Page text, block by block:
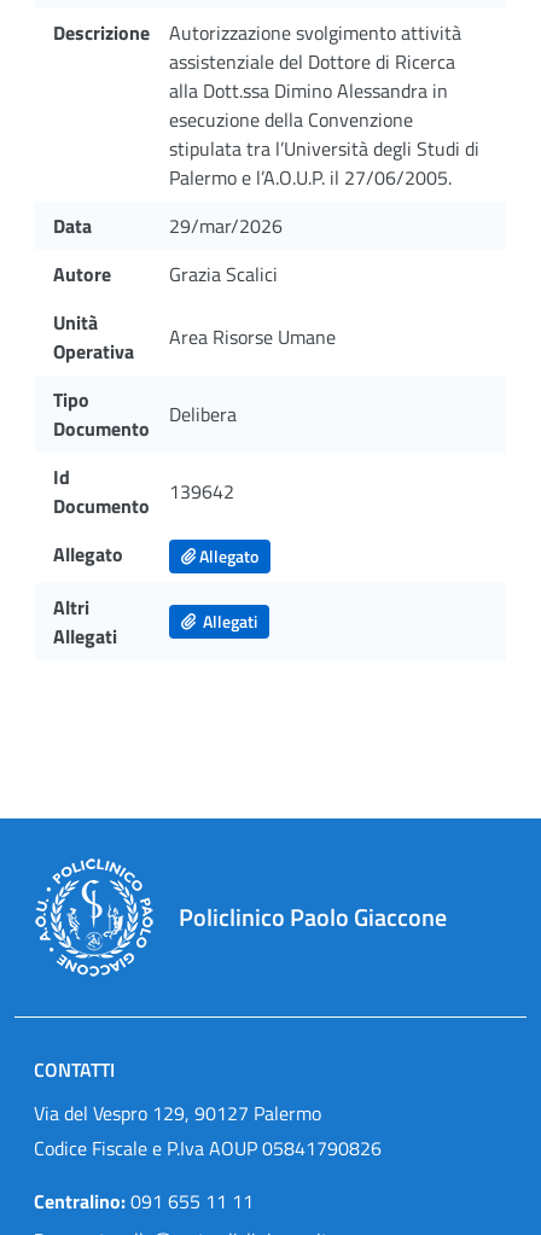
Descrizione
Autorizzazione svolgimento attività
assistenziale del Dottore di Ricerca
alla Dott.ssa Dimino Alessandra in
esecuzione della Convenzione
stipulata tra l’Università degli Studi di
Palermo e l’A.O.U.P. il 27/06/2005.
Data
29/mar/2026
Autore
Grazia Scalici
Unità
Operativa
Area Risorse Umane
Tipo
Documento
Delibera
Id
Documento
139642
Allegato Allegato
Altri
Allegati
Allegati
Policlinico Paolo Giaccone
CONTATTI
Via del Vespro 129, 90127 Palermo
Codice Fiscale e P.Iva AOUP 05841790826
Centralino:091 655 11 11